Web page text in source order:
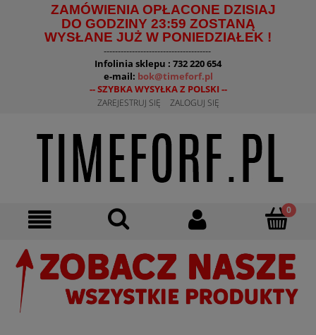
ZAMÓWIENIA OPŁACONE DZISIAJ
DO GODZINY 23:59 ZOSTANĄ
WYSŁANE JUŻ W PONIEDZIAŁEK !
--------------------------------------
Infolinia sklepu : 732 220 654
e-mail: bok@timeforf.pl
-- SZYBKA WYSYŁKA Z POLSKI --
ZAREJESTRUJ SIĘ ZALOGUJ SIĘ